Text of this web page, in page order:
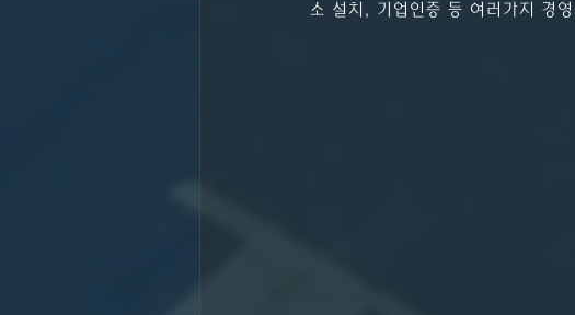
소 설치, 기업인증 등 여러가지 경